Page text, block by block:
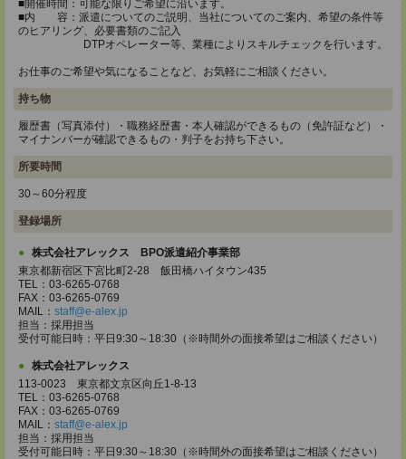
■開催時間：可能な限りご希望に沿います。
■内 容：派遣についてのご説明、当社についてのご案内、希望の条件等
のヒアリング、必要書類のご記入
DTPオペレーター等、業種によりスキルチェックを行います。
お仕事のご希望や気になることなど、お気軽にご相談ください。
持ち物
履歴書（写真添付）・職務経歴書・本人確認ができるもの（免許証など）・
マイナンバーが確認できるもの・判子をお持ち下さい。
所要時間
30～60分程度
登録場所
株式会社アレックス BPO派遣紹介事業部
東京都新宿区下宮比町2-28 飯田橋ハイタウン435
TEL：03-6265-0768
FAX：03-6265-0769
MAIL： staff@e-alex.jp
担当：採用担当
受付可能日時：平日9:30～18:30（※時間外の面接希望はご相談ください）
株式会社アレックス
113-0023 東京都文京区向丘1-8-13
TEL：03-6265-0768
FAX：03-6265-0769
MAIL： staff@e-alex.jp
担当：採用担当
受付可能日時：平日9:30～18:30（※時間外の面接希望はご相談ください）